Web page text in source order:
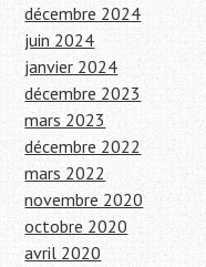
décembre 2024
juin 2024
janvier 2024
décembre 2023
mars 2023
décembre 2022
mars 2022
novembre 2020
octobre 2020
avril 2020